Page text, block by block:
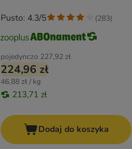
pojedynczo 227,92 zł
224,96 zł
46,88 zł / kg
213,71 zł
Pusto: 4.3/5 (283)
Dodaj do koszyka